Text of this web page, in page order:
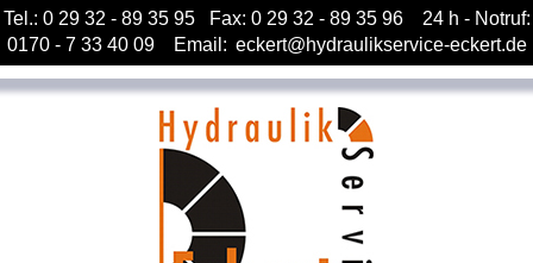
Tel.: 0 29 32 - 89 35 95 Fax: 0 29 32 - 89 35 96 24 h - Notruf:
0170 - 7 33 40 09 Email: eckert@hydraulikservice-eckert.de